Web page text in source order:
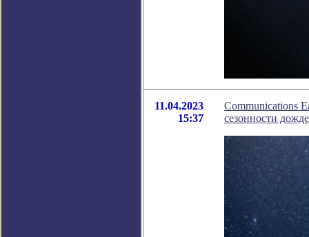
11.04.2023
15:37
Communications
сезонности